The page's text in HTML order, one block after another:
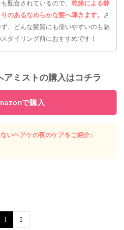
配合されているので、 乾燥による静
のあるなめらかな髪へ導きます。
さ
、どんな髪質にも使いやすいのも魅
タイリング前におすすめです！
アミストの購入はコチラ
で購入
いヘアケの夜のケアをご紹介♪
1 2